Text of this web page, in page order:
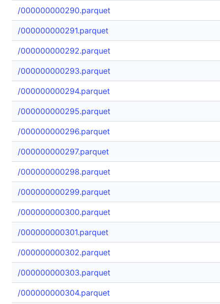
/000000000290.parquet
/000000000291.parquet
/000000000292.parquet
/000000000293.parquet
/000000000294.parquet
/000000000295.parquet
/000000000296.parquet
/000000000297.parquet
/000000000298.parquet
/000000000299.parquet
/000000000300.parquet
/000000000301.parquet
/000000000302.parquet
/000000000303.parquet
/000000000304.parquet